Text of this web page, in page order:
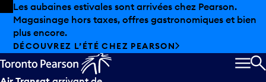
Skip to offers
Passer au contenu principal
Les aubaines estivales sont arrivées chez Pearson.
Magasinage hors taxes, offres gastronomiques et bien
plus encore.
DÉCOUVREZ L’ÉTÉ CHEZ PEARSON